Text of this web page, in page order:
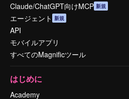
Claude/ChatGPT向けMCP 新規
エージェント 新規
API
モバイルアプリ
すべてのMagnificツール
はじめに
Academy